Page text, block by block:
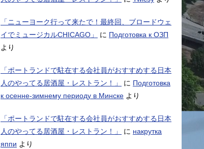
「ニューヨーク行って来たで！最終回、ブロードウェ
イでミュージカルCHICAGO」
に Подготовка к ОЗП
より
「ポートランドで駐在する会社員がおすすめする日本
人のやってる居酒屋・レストラン！」
に Подготовка
к осенне-зимнему периоду в Минске より
「ポートランドで駐在する会社員がおすすめする日本
人のやってる居酒屋・レストラン！」
に накрутка
яппи より